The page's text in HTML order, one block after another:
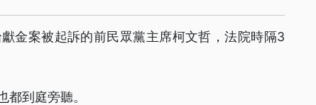
金案被起訴的前民眾黨主席柯文哲，法院時隔3
到庭旁聽。